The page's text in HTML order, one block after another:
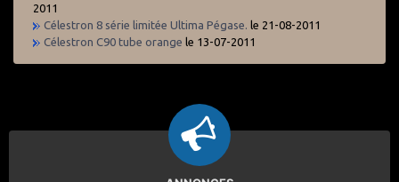
2011
Célestron 8 série limitée Ultima Pégase. le 21-08-2011
Célestron C90 tube orange le 13-07-2011